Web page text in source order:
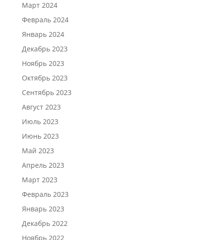
Март 2024
Февраль 2024
Январь 2024
Декабрь 2023
Ноябрь 2023
Октябрь 2023
Сентябрь 2023
Август 2023
Июль 2023
Июнь 2023
Май 2023
Апрель 2023
Март 2023
Февраль 2023
Январь 2023
Декабрь 2022
Ноябрь 2022